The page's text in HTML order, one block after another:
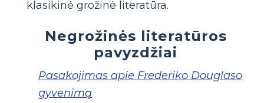
klasikinė grožinė literatūra.
Negrožinės literatūros
pavyzdžiai
Pasakojimas apie Frederiko Douglaso
gyvenimą